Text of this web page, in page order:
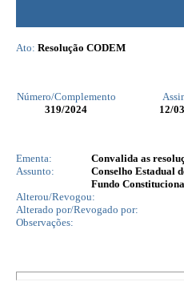
Ato: Resolução CODEM
Número/Complemento
319/2024 12/
Ementa:
Convalida as
Assunto:
Conselho Estadual
Fundo
Alterou/Revogou:
Alterado por/Revogado por:
Observações: